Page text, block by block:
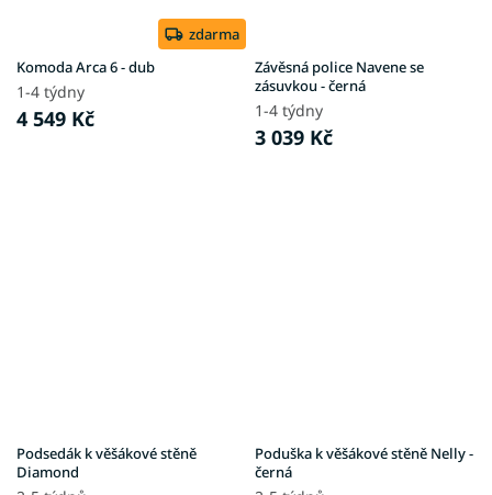
zdarma
Komoda Arca 6 - dub
1-4 týdny
4 549 Kč
Závěsná police Navene se
zásuvkou - černá
1-4 týdny
3 039 Kč
Podsedák k věšákové stěně
Diamond
Poduška k věšákové stěně Nelly -
černá